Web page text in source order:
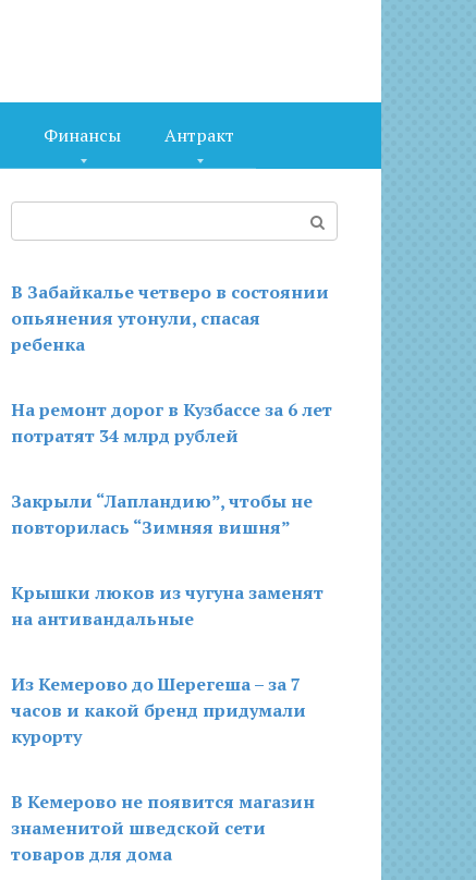
Финансы Антракт
В Забайкалье четверо в состоянии
опьянения утонули, спасая
ребенка
На ремонт дорог в Кузбассе за 6 лет
потратят 34 млрд рублей
Закрыли “Лапландию”, чтобы не
повторилась “Зимняя вишня”
Крышки люков из чугуна заменят
на антивандальные
Из Кемерово до Шерегеша – за 7
часов и какой бренд придумали
курорту
В Кемерово не появится магазин
знаменитой шведской сети
товаров для дома